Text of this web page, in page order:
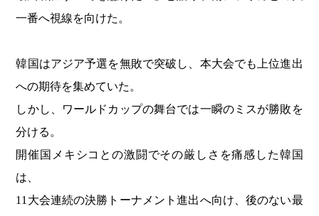
一番へ視線を向けた。
韓国はアジア予選を無敗で突破し、本大会でも上位進出
への期待を集めていた。
しかし、ワールドカップの舞台では一瞬のミスが勝敗を
分ける。
開催国メキシコとの激闘でその厳しさを痛感した韓国
は、
11大会連続の決勝トーナメント進出へ向け、後のない最